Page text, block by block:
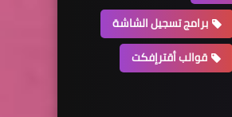
برامج تسجيل الشاشة
قوالب أقترإفكت